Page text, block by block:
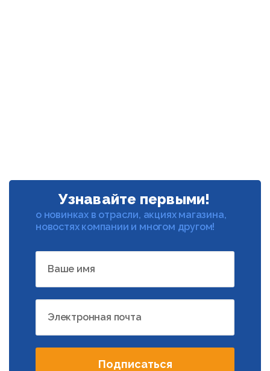
Узнавайте первыми!
о новинках в отрасли, акциях магазина,
новостях компании и многом другом!
Ваше имя
Электронная почта
Подписаться